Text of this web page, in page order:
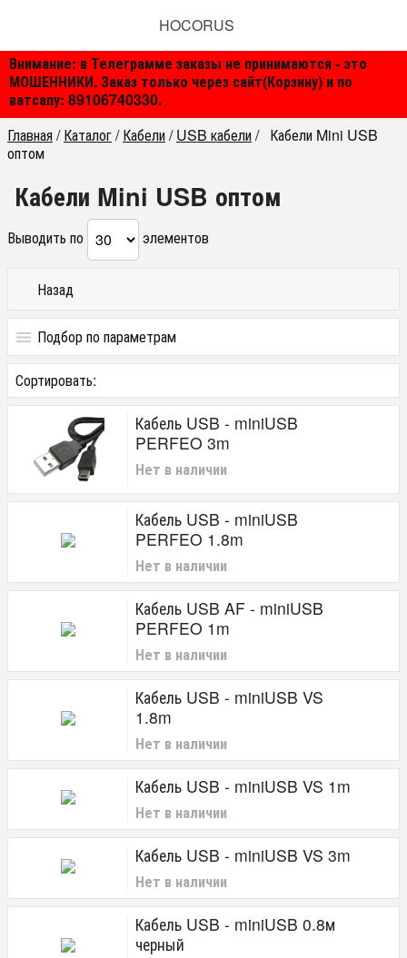
Внимание: в Телеграмме заказы не принимаются - это
МОШЕННИКИ. Заказ только через сайт(Корзину) и по
ватсапу: 89106740330.
HOCORUS
Главная/Каталог/Кабели/USB кабели/ Кабели Mini USB
оптом
Кабели Mini USB оптом
Выводить по элементов
Назад
Подбор по параметрам
Цена
от до руб.
Производитель
Perfeo
Виды разъемов
miniUSB
0.8 м
1.5 м
пластик
Категория товара
Кабели
Сортировать:
Кабель USB - miniUSB
PERFEO 3m
Нет в наличии
Кабель USB - miniUSB
PERFEO 1.8m
Нет в наличии
Кабель USB AF - miniUSB
PERFEO 1m
Нет в наличии
Кабель USB - miniUSB VS
1.8m
Нет в наличии
Кабель USB - miniUSB VS 1m
Нет в наличии
Кабель USB - miniUSB VS 3m
Нет в наличии
Кабель USB - miniUSB 0.8м
черный